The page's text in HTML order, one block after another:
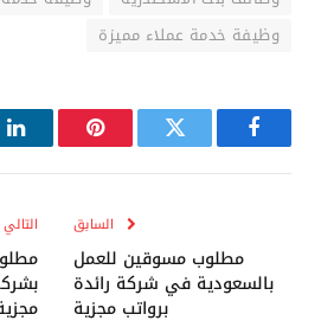
وظيفة خدمة عملاء مميزة
فيسبوك تويتر بينتيريست
السابق
مطلوب مسوقين للعمل
بالسعودية في شركة رائدة
برواتب مجزية
التالي